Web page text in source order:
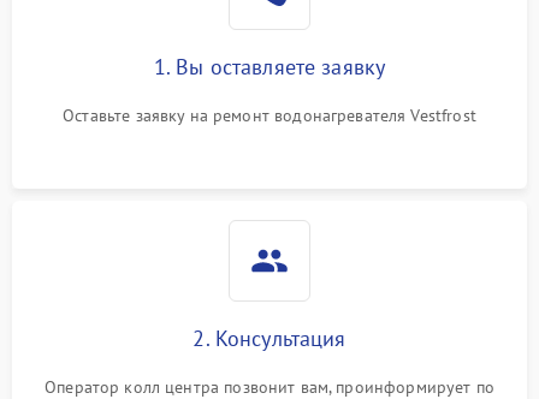
1. Вы оставляете заявку
Оставьте заявку на ремонт водонагревателя Vestfrost
2. Консультация
Оператор колл центра позвонит вам, проинформирует по